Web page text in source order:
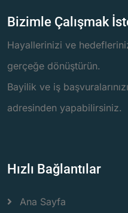
Bizimle Çalışmak
Hayallerinizi ve
gerçeğe dönüştürün.
Bayilik ve iş
adresinden yapabilirsiniz.
Hızlı Bağlantılar
Ana Sayfa